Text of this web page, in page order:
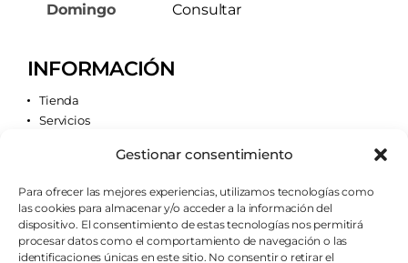
Gestionar consentimiento
Para ofrecer las mejores experiencias, utilizamos tecnologías como
las cookies para almacenar y/o acceder a la información del
dispositivo. El consentimiento de estas tecnologías nos permitirá
procesar datos como el comportamiento de navegación o las
identificaciones únicas en este sitio. No consentir o retirar el
Domingo
Consultar
INFORMACIÓN
Tienda
Servicios
Quiénes somos
AVISOS LEGALES
Aviso legal